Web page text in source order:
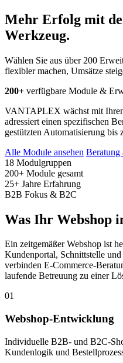
Mehr Erfolg mit
Werkzeug.
Wählen Sie aus über 200
flexibler machen, Umsätze
200+ verfügbare Module &
VANTAPLEX wächst mit
adressiert einen spezifischen
gestützten Automatisierung
Alle Module ansehen Beratung
18 Modulgruppen
200+ Module gesamt
25+ Jahre Erfahrung
B2B Fokus & B2C
Was Ihr Webshop
Ein zeitgemäßer Webshop ist
Kundenportal, Schnittstelle
verbinden E-Commerce-
laufende Betreuung zu einer
01
Webshop-Entwicklung
Individuelle B2B- und B2C-
Kundenlogik und